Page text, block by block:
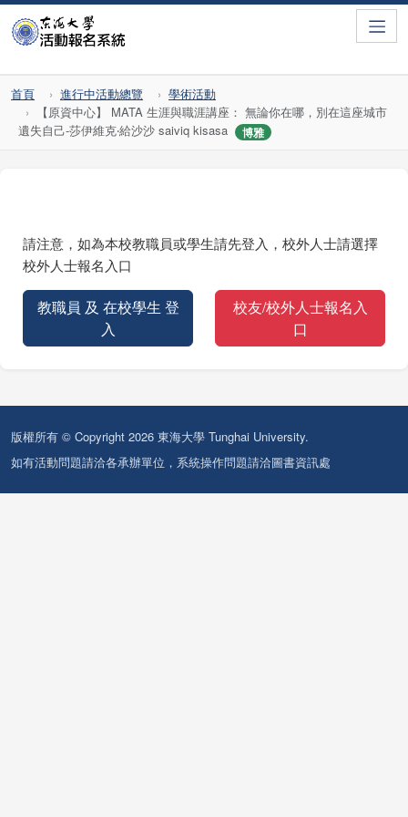
首頁 進行中活動總覽
學術活動
【原資中心】 MATA 生涯與職涯講座： 無論你在哪，別在這座城市
遺失自己-莎伊維克‧給沙沙 saiviq kisasa
博雅
請注意，如為本校教職員或學生請先登入，校外人士請選擇
校外人士報名入口
教職員 及 在校學生 登
入
校友/校外人士報名入
口
版權所有 © Copyright 2026 東海大學 Tunghai University.
如有活動問題請洽各承辦單位，系統操作問題請洽圖書資訊處